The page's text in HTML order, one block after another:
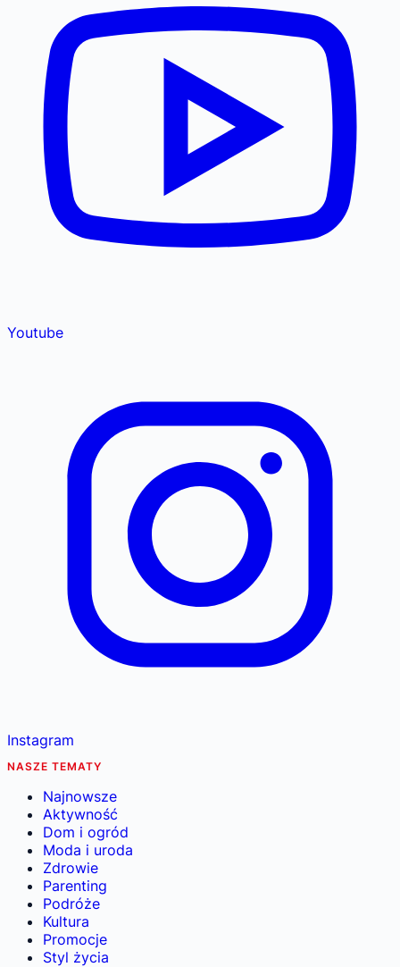
Youtube
Instagram
NASZE TEMATY
Najnowsze
Aktywność
Dom i ogród
Moda i uroda
Zdrowie
Parenting
Podróże
Kultura
Promocje
Styl życia